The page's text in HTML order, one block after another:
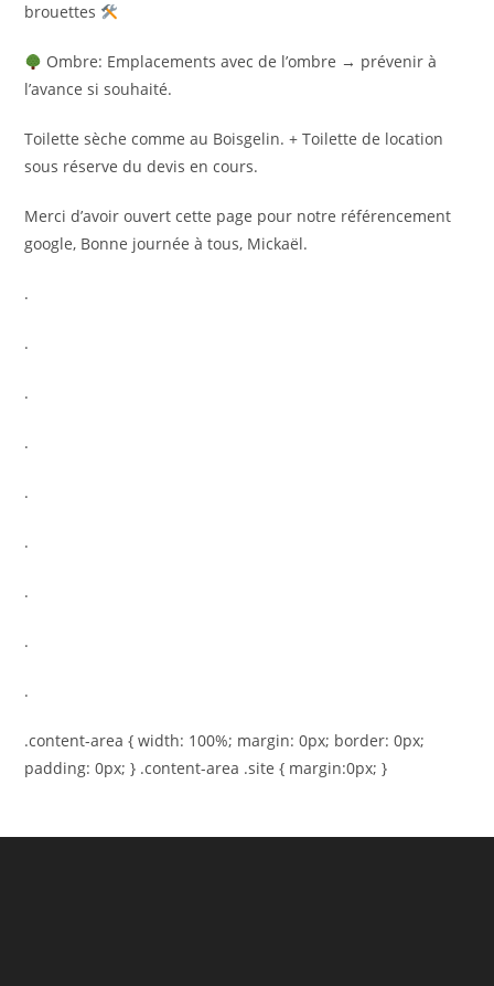
brouettes
Ombre: Emplacements avec de l’ombre → prévenir à
l’avance si souhaité.
Toilette sèche comme au Boisgelin. + Toilette de location
sous réserve du devis en cours.
Merci d’avoir ouvert cette page pour notre référencement
google, Bonne journée à tous, Mickaël.
.
.
.
.
.
.
.
.
.
.content-area { width: 100%; margin: 0px; border: 0px;
padding: 0px; } .content-area .site { margin:0px; }